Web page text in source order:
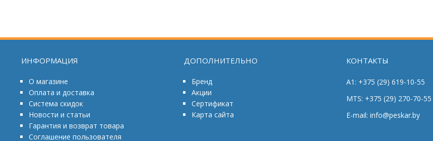
ИНФОРМАЦИЯ
О магазине
Оплата и доставка
Система скидок
Новости и статьи
Гарантия и возврат товара
Соглашение пользователя
ДОПОЛНИТЕЛЬНО
Бренд
Акции
Сертификат
Карта сайта
КОНТАКТЫ
A1: +375 (29) 619-10-55
MTS: +375 (29) 270-70-55
E-mail: info@peskar.by